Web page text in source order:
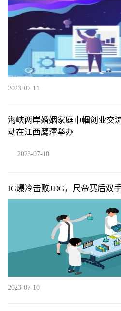
2023-07-11
海峡两岸婚姻家庭巾帼创业交
动在江西鹰潭举办
2023-07-10
IG爆冷击败JDG，尺帝赛后双
父母失望了
2023-07-10